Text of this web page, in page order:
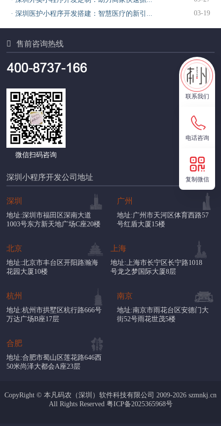
联系我们
电话咨询
复制微信
03-19
·深圳医护小程序开发搭建：智慧医疗的新引...
 售前咨询热线
微信扫码咨询
深圳小程序开发公司地址
深圳
地址:深圳市福田区深南大道
1003号东方新天地广场C座20楼
广州
地址:广州市天河区体育西路57
号红盾大厦15楼
北京
地址:北京市丰台区开阳路瀚海
花园大厦10楼
上海
地址:上海市长宁区长宁路1018
号龙之梦国际大厦8层
杭州
地址:杭州市拱墅区杭行路666号
万达广场B座17层
南京
地址:南京市雨花台区安德门大
街52号雨花世茂5楼
合肥
地址:合肥市蜀山区莲花路646西
50米尚泽大都会A座23层
CopyRight © 本凡码农（深圳）软件科技有限公司 2009-2026 szmnkj.cn
All Rights Reserved 粤ICP备2025365968号